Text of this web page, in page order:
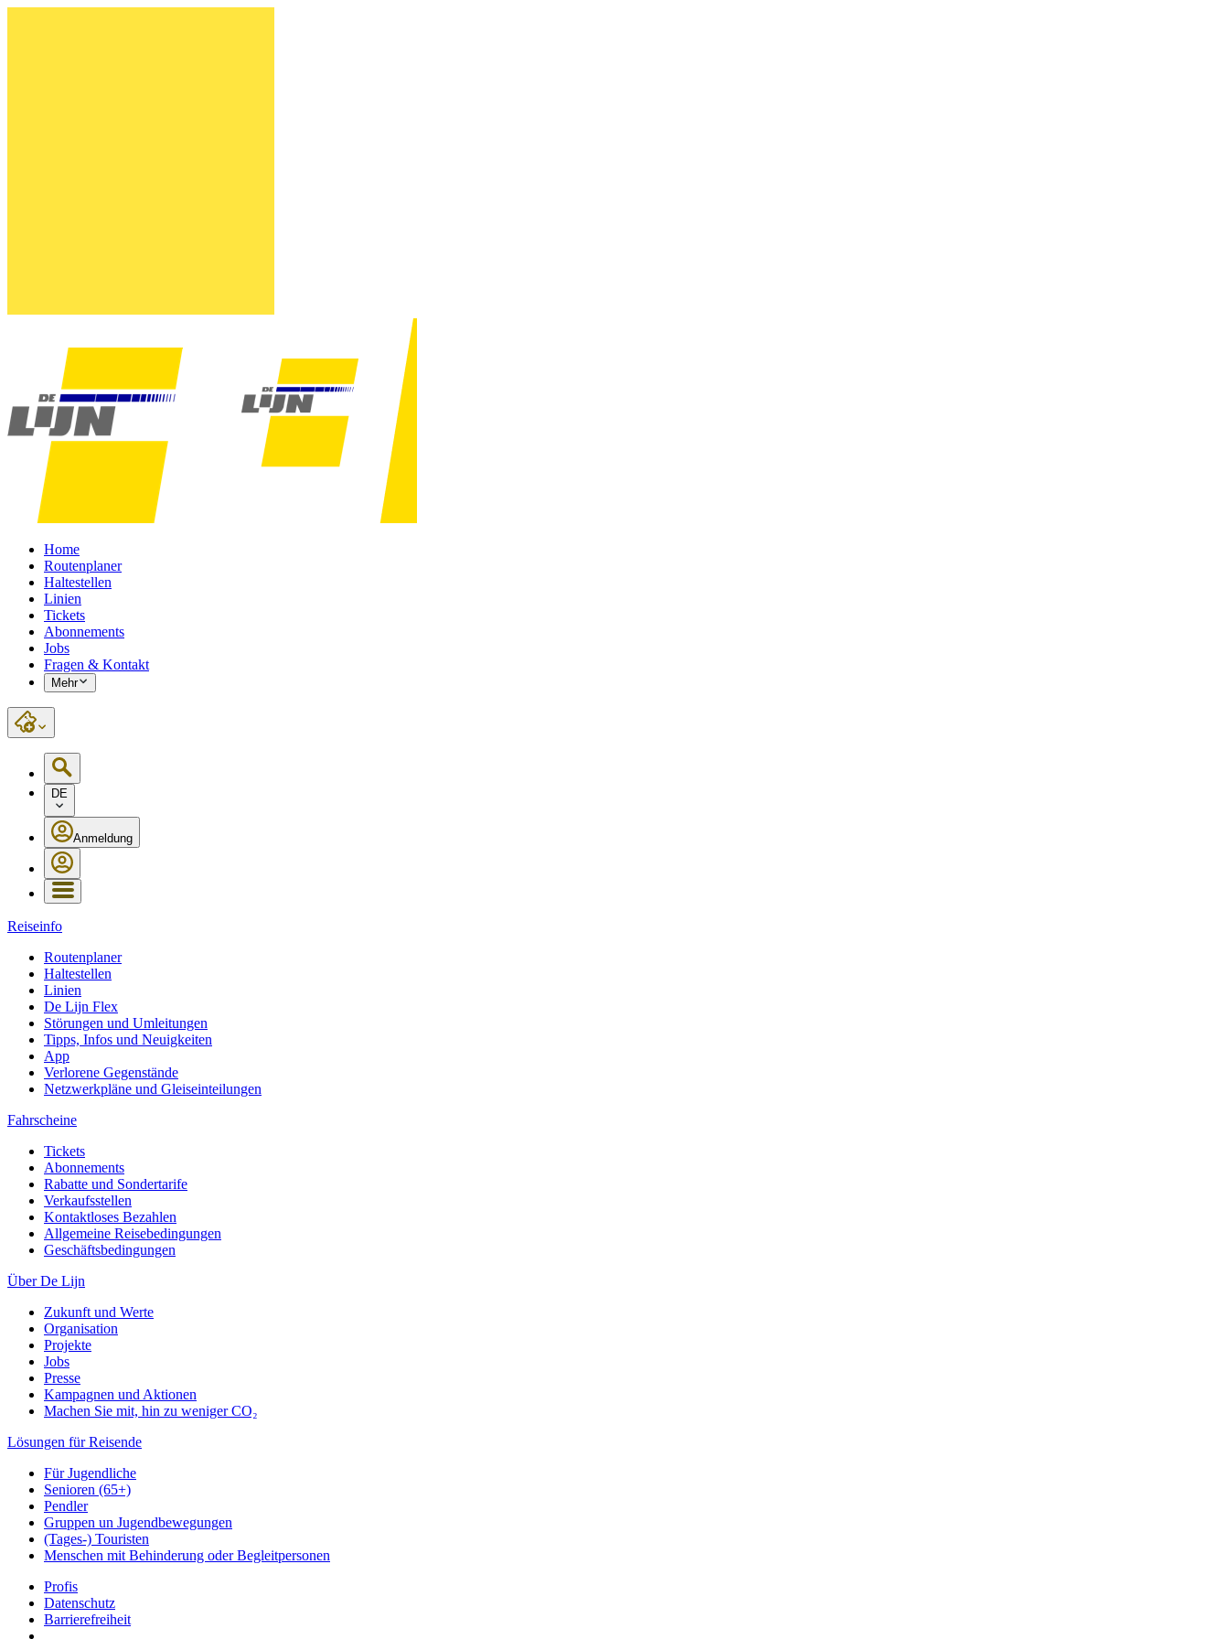
Home
Routenplaner
Haltestellen
Linien
Tickets
Abonnements
Jobs
Fragen & Kontakt
Mehr
DE
Anmeldung
Reiseinfo
Routenplaner
Haltestellen
Linien
De Lijn Flex
Störungen und Umleitungen
Tipps, Infos und Neuigkeiten
App
Verlorene Gegenstände
Netzwerkpläne und Gleiseinteilungen
Fahrscheine
Tickets
Abonnements
Rabatte und Sondertarife
Verkaufsstellen
Kontaktloses Bezahlen
Allgemeine Reisebedingungen
Geschäftsbedingungen
Über De Lijn
Zukunft und Werte
Organisation
Projekte
Jobs
Presse
Kampagnen und Aktionen
Machen Sie mit, hin zu weniger CO₂
Lösungen für Reisende
Für Jugendliche
Senioren (65+)
Pendler
Gruppen un Jugendbewegungen
(Tages-) Touristen
Menschen mit Behinderung oder Begleitpersonen
Profis
Datenschutz
Barrierefreiheit